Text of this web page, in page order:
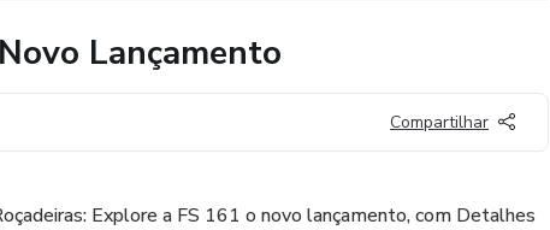
Lançamento
Compartilhar
Explore a FS 161 o novo lançamento, com Detalhes